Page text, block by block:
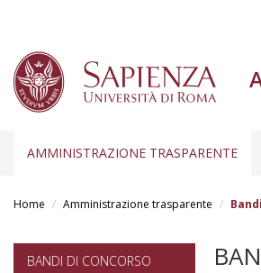
AMMINISTRAZIONE TRASPARENTE
Home Amministrazione trasparente
BANDI DI CONCORSO